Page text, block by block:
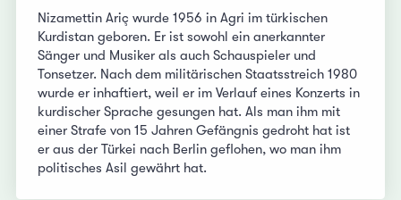
Nizamettin Ariç wurde 1956 in Agri im türkischen
Kurdistan geboren. Er ist sowohl ein anerkannter
Sänger und Musiker als auch Schauspieler und
Tonsetzer. Nach dem militärischen Staatsstreich 1980
wurde er inhaftiert, weil er im Verlauf eines Konzerts in
kurdischer Sprache gesungen hat. Als man ihm mit
einer Strafe von 15 Jahren Gefängnis gedroht hat ist
er aus der Türkei nach Berlin geflohen, wo man ihm
politisches Asil gewährt hat.